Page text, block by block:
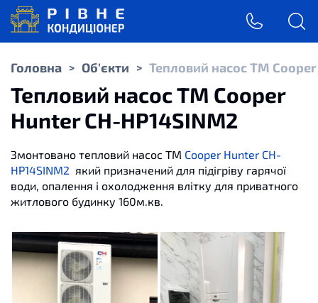
Головна > Об'єкти > Тепловий насос ТМ Cooper
Тепловий насос ТМ Cooper
Hunter CH-HP14SINM2
Змонтовано тепловий насос ТМ Cooper Hunter CH-
HP14SINM2 який призначений для підігріву гарячої
води, опалення і охолодження влітку для приватного
житлового будинку 160м.кв.